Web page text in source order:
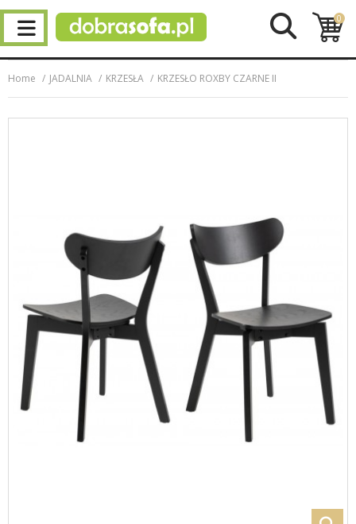
0
Home JADALNIA KRZESŁA KRZESŁO ROXBY CZARNE II